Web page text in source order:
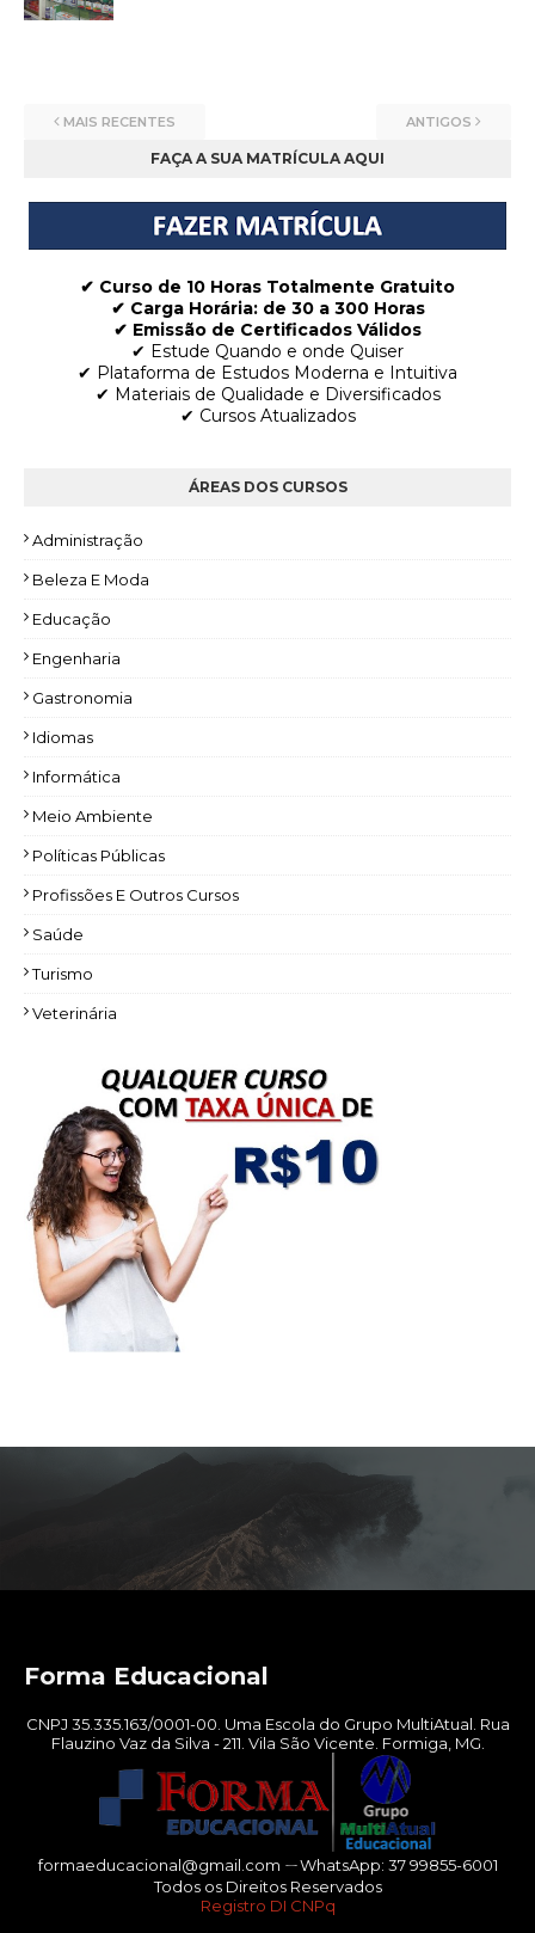
MAIS RECENTES ANTIGOS
FAÇA A SUA MATRÍCULA AQUI
✔ Curso de 10 Horas Totalmente Gratuito
✔ Carga Horária: de 30 a 300 Horas
✔ Emissão de Certificados Válidos
✔ Estude Quando e onde Quiser
✔ Plataforma de Estudos Moderna e Intuitiva
✔ Materiais de Qualidade e Diversificados
✔ Cursos Atualizados
ÁREAS DOS CURSOS
Administração
Beleza E Moda
Educação
Engenharia
Gastronomia
Idiomas
Informática
Meio Ambiente
Políticas Públicas
Profissões E Outros Cursos
Saúde
Turismo
Veterinária
Forma Educacional
CNPJ 35.335.163/0001-00. Uma Escola do Grupo MultiAtual. Rua
Flauzino Vaz da Silva - 211. Vila São Vicente. Formiga, MG.
formaeducacional@gmail.com ㄧWhatsApp: 37 99855-6001
Todos os Direitos Reservados
Registro DI CNPq